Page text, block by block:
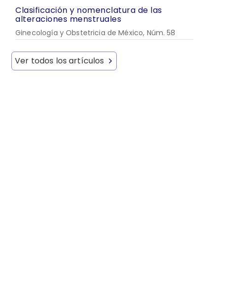
Clasificación y nomenclatura de las
alteraciones menstruales
Ginecología y Obstetricia de México, Núm. 58
Ver todos los artículos